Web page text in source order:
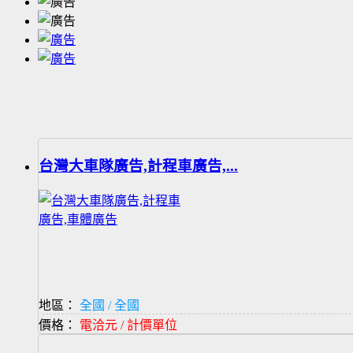
台灣大車隊廣告,計程車廣告,...
地區：
全國 / 全國
價格： 電洽元 / 計價單位